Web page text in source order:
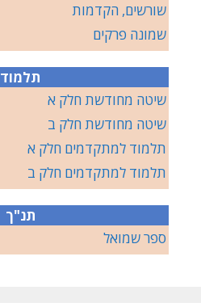
שורשים, הקדמות
שמונה פרקים
תלמוד
שיטה מחודשת חלק א
שיטה מחודשת חלק ב
תלמוד למתקדמים חלק א
תלמוד למתקדמים חלק ב
תנ"ך
ספר שמואל